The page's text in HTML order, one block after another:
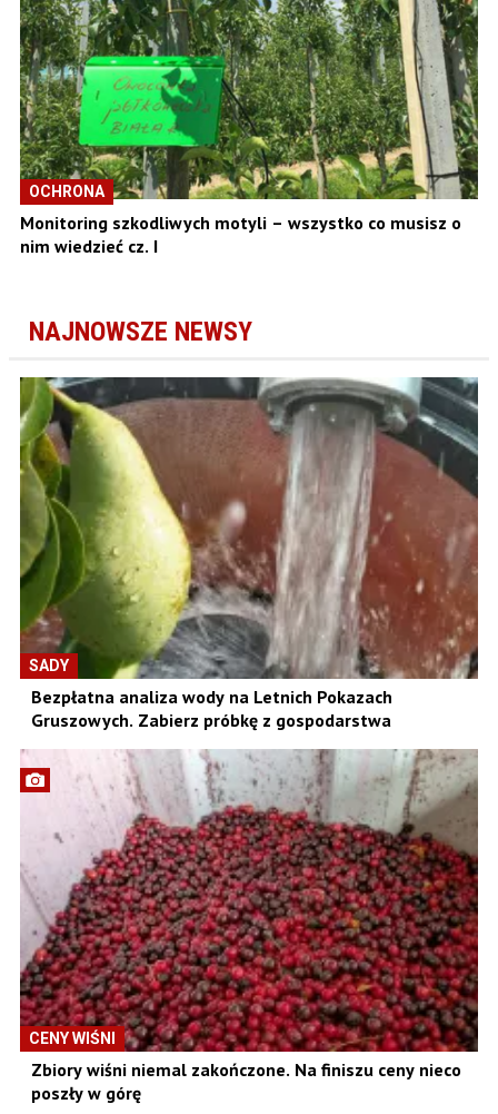
OCHRONA
Monitoring szkodliwych motyli – wszystko co musisz o
nim wiedzieć cz. I
NAJNOWSZE NEWSY
SADY
Bezpłatna analiza wody na Letnich Pokazach
Gruszowych. Zabierz próbkę z gospodarstwa
CENY WIŚNI
Zbiory wiśni niemal zakończone. Na finiszu ceny nieco
poszły w górę